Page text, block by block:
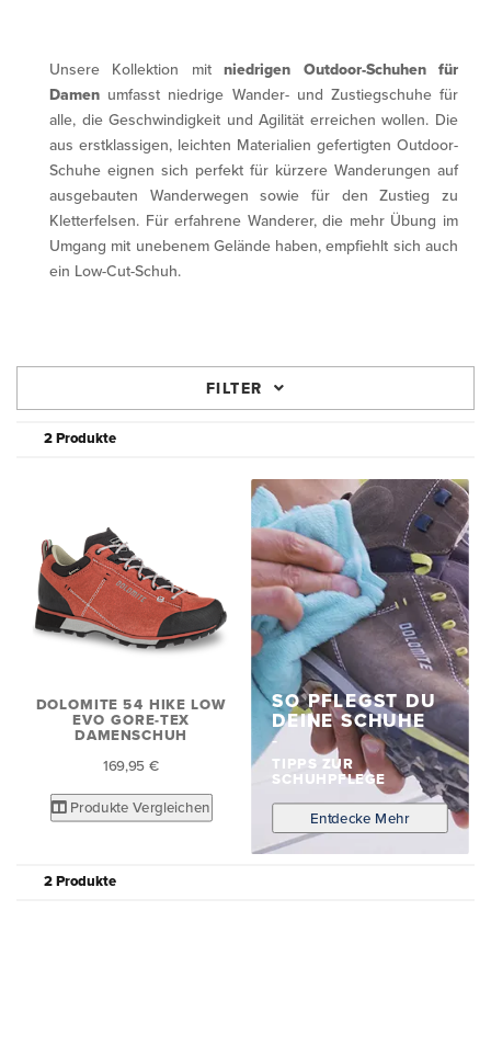
Unsere Kollektion mitniedrigen Outdoor-Schuhen für
Damen umfasst niedrige Wander- und Zustiegschuhe für
alle, die Geschwindigkeit und Agilität erreichen wollen. Die
aus erstklassigen, leichten Materialien gefertigten Outdoor-
Schuhe eignen sich perfekt für kürzere Wanderungen auf
ausgebauten Wanderwegen sowie für den Zustieg zu
Kletterfelsen. Für erfahrene Wanderer, die mehr Übung im
Umgang mit unebenem Gelände haben, empfiehlt sich auch
ein Low-Cut-Schuh.
FILTER
2 Produkte
DOLOMITE 54 HIKE LOW
EVO GORE-TEX
DAMENSCHUH
169,95 €
Produkte Vergleichen
SO PFLEGST DU
DEINE SCHUHE
TIPPS ZUR
SCHUHPFLEGE
Entdecke Mehr
2 Produkte